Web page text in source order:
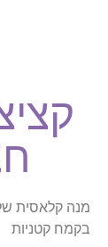
מנה קלאסית
בקמח קטניות